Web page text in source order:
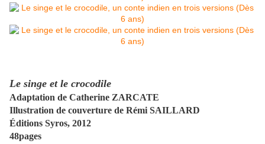
Le singe et le crocodile
Adaptation de Catherine ZARCATE
Illustration de couverture de Rémi SAILLARD
Éditions Syros, 2012
48pages